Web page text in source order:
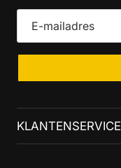
KLANTENSERVICE